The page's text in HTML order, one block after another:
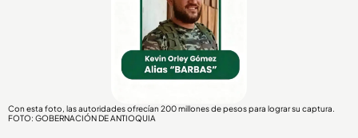
Con esta foto, las autoridades ofrecían 200 millones de pesos para lograr su captura.
FOTO: GOBERNACIÓN DE ANTIOQUIA